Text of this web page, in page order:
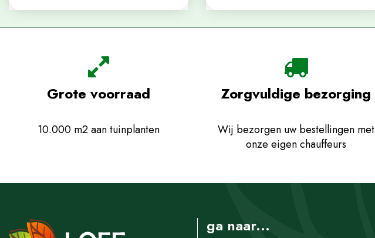
Grote voorraad
10.000 m2 aan tuinplanten
Zorgvuldige bezorging
Wij bezorgen uw bestellingen met
onze eigen chauffeurs
ga naar...